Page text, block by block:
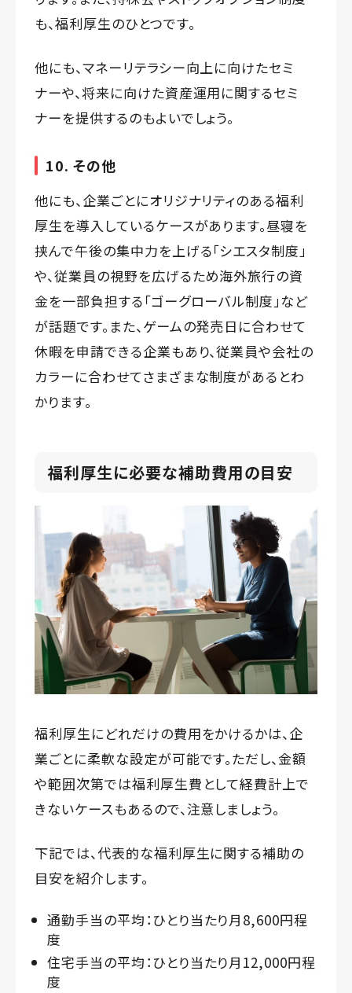
も、福利厚生のひとつです。
他にも、マネーリテラシー向上に向けたセミ
ナーや、将来に向けた資産運用に関するセミ
ナーを提供するのもよいでしょう。
10. その他
他にも、企業ごとにオリジナリティのある福利
厚生を導入しているケースがあります。昼寝を
挟んで午後の集中力を上げる「シエスタ制度」
や、従業員の視野を広げるため海外旅行の資
金を一部負担する「ゴーグローバル制度」など
が話題です。また、ゲームの発売日に合わせて
休暇を申請できる企業もあり、従業員や会社の
カラーに合わせてさまざまな制度があるとわ
かります。
福利厚生に必要な補助費用の目安
福利厚生にどれだけの費用をかけるかは、企
業ごとに柔軟な設定が可能です。ただし、金額
や範囲次第では福利厚生費として経費計上で
きないケースもあるので、注意しましょう。
下記では、代表的な福利厚生に関する補助の
目安を紹介します。
通勤手当の平均：ひとり当たり月8,600円程
度
住宅手当の平均：ひとり当たり月12,000円程
度